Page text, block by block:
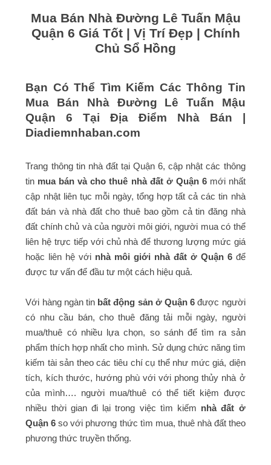
Mua Bán Nhà Đường Lê Tuấn Mậu
Quận 6 Giá Tốt | Vị Trí Đẹp | Chính
Chủ Sổ Hồng
Bạn Có Thể Tìm Kiếm Các Thông Tin
Mua Bán Nhà Đường Lê Tuấn Mậu
Quận 6 Tại Địa Điểm Nhà Bán |
Diadiemnhaban.com
Trang thông tin nhà đất tại Quận 6, cập nhật các thông
tin mua bán và cho thuê nhà đất ở Quận 6mới nhất
cập nhật liên tục mỗi ngày, tổng hợp tất cả các tin nhà
đất bán và nhà đất cho thuê bao gồm cả tin đăng nhà
đất chính chủ và của người môi giới, người mua có thể
liên hệ trực tiếp với chủ nhà để thương lượng mức giá
hoặc liên hệ với nhà môi giới nhà đất ở Quận 6để
được tư vấn để đầu tư một cách hiệu quả.
Với hàng ngàn tin bất động sản ở Quận 6 được người
có nhu cầu bán, cho thuê đăng tải mỗi ngày, người
mua/thuê có nhiều lựa chọn, so sánh để tìm ra sản
phẩm thích hợp nhất cho mình. Sử dụng chức năng tìm
kiếm tài sản theo các tiêu chí cụ thể như mức giá, diện
tích, kích thước, hướng phù với với phong thủy nhà ở
của mình…. người mua/thuê có thể tiết kiệm được
nhiều thời gian đi lại trong việc tìm kiếm nhà đất ở
Quận 6 so với phương thức tìm mua, thuê nhà đất theo
phương thức truyền thống.